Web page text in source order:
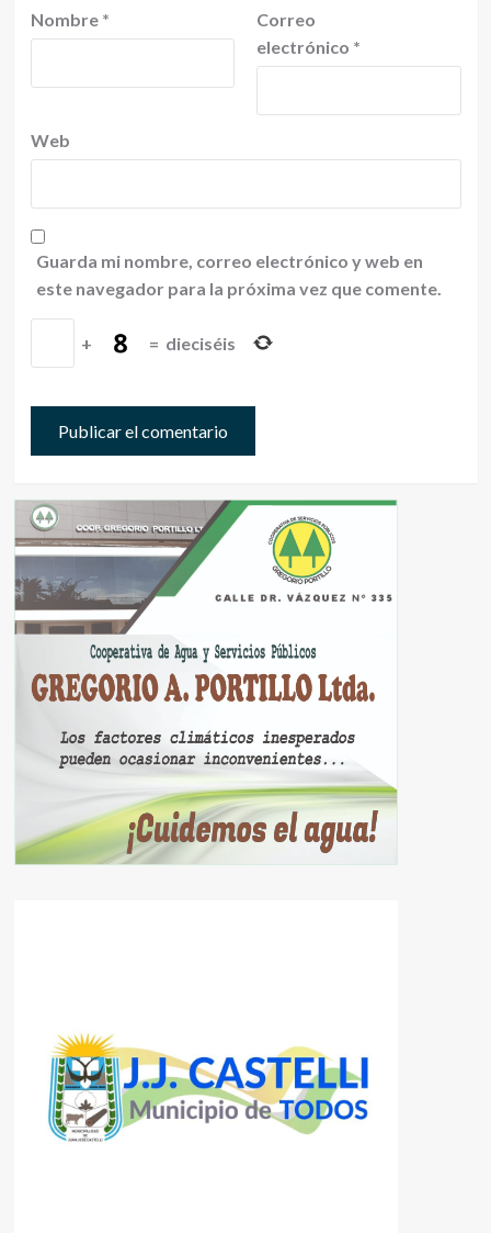
Nombre *
Correo
electrónico *
Web
Guarda mi nombre, correo electrónico y web en
este navegador para la próxima vez que comente.
+ = dieciséis